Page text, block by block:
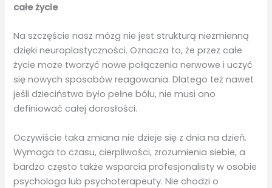
całe życie
Na szczęście nasz mózg nie jest strukturą niezmienną
dzięki neuroplastyczności. Oznacza to, że przez całe
życie może tworzyć nowe połączenia nerwowe i uczyć
się nowych sposobów reagowania. Dlatego też nawet
jeśli dzieciństwo było pełne bólu, nie musi ono
definiować całej dorosłości.
Oczywiście taka zmiana nie dzieje się z dnia na dzień.
Wymaga to czasu, cierpliwości, zrozumienia siebie, a
bardzo często także wsparcia profesjonalisty w osobie
psychologa lub psychoterapeuty. Nie chodzi o